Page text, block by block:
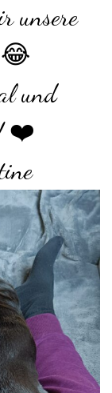
unsere
😂
und
❤️